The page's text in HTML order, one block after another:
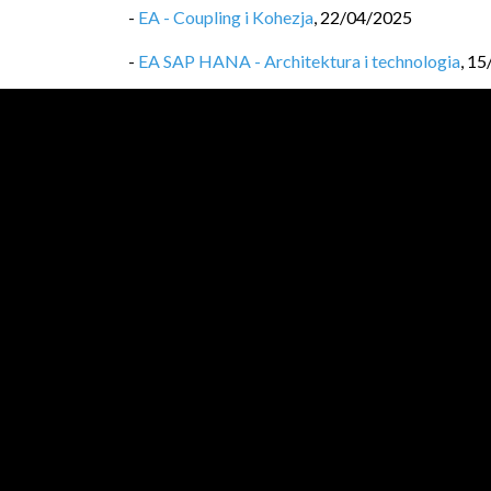
- EA - Coupling i Kohezja, 22/04/2025
- EA SAP HANA - Architektura i technologia,